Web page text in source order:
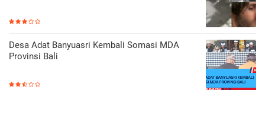
Desa Adat Banyuasri Kembali Somasi MDA
Provinsi Bali